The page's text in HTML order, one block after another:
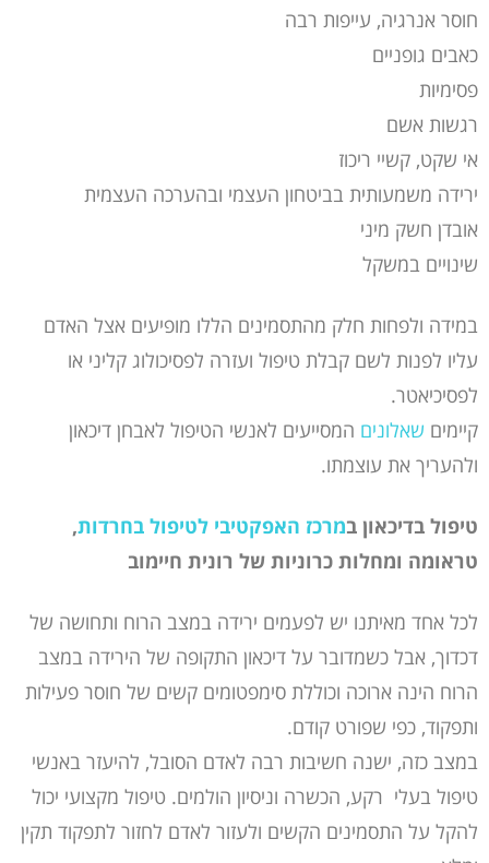
חוסר אנרגיה, עייפות רבה
כאבים גופניים
פסימיות
רגשות אשם
אי שקט, קשיי ריכוז
ירידה משמעותית בביטחון העצמי ובהערכה העצמית
אובדן חשק מיני
שינויים במשקל
במידה ולפחות חלק מהתסמינים הללו מופיעים אצל האדם
עליו לפנות לשם קבלת טיפול ועזרה לפסיכולוג קליני או
לפסיכיאטר.
קיימים שאלונים המסייעים לאנשי הטיפול לאבחן דיכאון
ולהעריך את עוצמתו.
טיפול בדיכאון במרכז האפקטיבי לטיפול בחרדות,
טראומה ומחלות כרוניות של רונית חיימוב
לכל אחד מאיתנו יש לפעמים ירידה במצב הרוח ותחושה של
דכדוך, אבל כשמדובר על דיכאון התקופה של הירידה במצב
הרוח הינה ארוכה וכוללת סימפטומים קשים של חוסר פעילות
ותפקוד, כפי שפורט קודם.
במצב כזה, ישנה חשיבות רבה לאדם הסובל, להיעזר באנשי
טיפול בעלי רקע, הכשרה וניסיון הולמים. טיפול מקצועי יכול
להקל על התסמינים הקשים ולעזור לאדם לחזור לתפקוד תקין